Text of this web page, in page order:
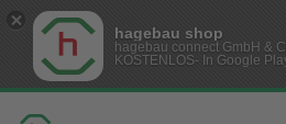
hagebau shop
hagebau connect GmbH &
KOSTENLOS- In Google